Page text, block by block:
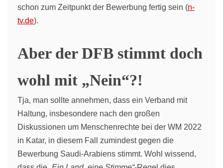
schon zum Zeitpunkt der Bewerbung fertig sein (n-
tv.de).
Aber der DFB stimmt doch
wohl mit „Nein“?!
Tja, man sollte annehmen, dass ein Verband mit
Haltung, insbesondere nach den großen
Diskussionen um Menschenrechte bei der WM 2022
in Katar, in diesem Fall zumindest gegen die
Bewerbung Saudi-Arabiens stimmt. Wohl wissend,